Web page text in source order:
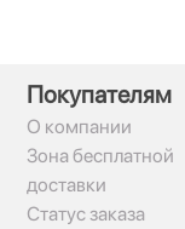
Покупателям
О компании
Зона бесплатной
доставки
Статус заказа